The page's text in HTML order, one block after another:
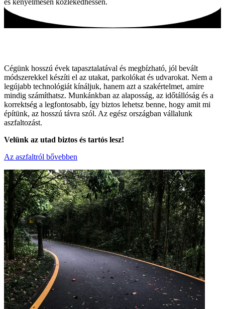
Cégünk hosszú évek tapasztalatával és megbízható, jól bevált
módszerekkel készíti el az utakat, parkolókat és udvarokat. Nem a
legújabb technológiát kínáljuk, hanem azt a szakértelmet, amire
mindig számíthatsz. Munkánkban az alaposság, az időtállóság és a
korrektség a legfontosabb, így biztos lehetsz benne, hogy amit mi
építünk, az hosszú távra szól. Az egész országban vállalunk
aszfaltozást.
Velünk az utad biztos és tartós lesz!
Az aszfaltról bővebben